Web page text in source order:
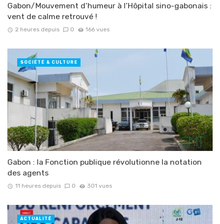
Gabon/Mouvement d’humeur à l’Hôpital sino-gabonais :
vent de calme retrouvé !
2 heures depuis 0 166 vues
Gabon : la Fonction publique révolutionne la notation
des agents
11 heures depuis 0 301 vues
SOCIÉTÉ & CULTURE
ACTUALITÉ